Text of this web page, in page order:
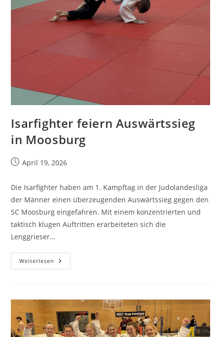
Isarfighter feiern Auswärtssieg
in Moosburg
April 19, 2026
Die Isarfighter haben am 1. Kampftag in der Judolandesliga
der Männer einen überzeugenden Auswärtssieg gegen den
SC Moosburg eingefahren. Mit einem konzentrierten und
taktisch klugen Auftritten erarbeiteten sich die
Lenggrieser…
Weiterlesen